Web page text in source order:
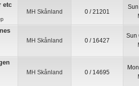
etc
MH Skånland 0 / 21201
MH Skånland 0 / 16427
Sun
MH Skånland 0 / 14695